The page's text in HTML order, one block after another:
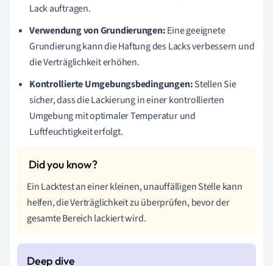
Lack auftragen.
Verwendung von Grundierungen:Eine geeignete
Grundierung kann die Haftung des Lacks verbessern und
die Verträglichkeit erhöhen.
Kontrollierte Umgebungsbedingungen:Stellen Sie
sicher, dass die Lackierung in einer kontrollierten
Umgebung mit optimaler Temperatur und
Luftfeuchtigkeit erfolgt.
Ein Lacktest an einer kleinen, unauffälligen Stelle kann
helfen, die Verträglichkeit zu überprüfen, bevor der
gesamte Bereich lackiert wird.